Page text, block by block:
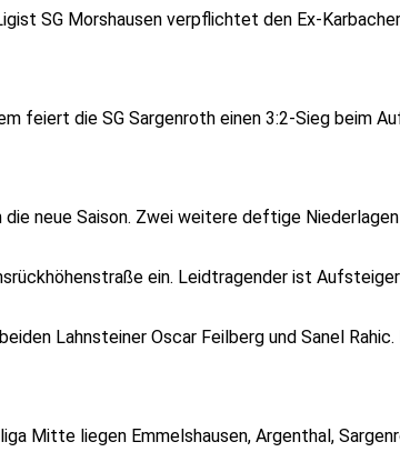
SG Morshausen verpflichtet den Ex-
feiert die SG Sargenroth einen 3:2-Sieg beim
neue Saison. Zwei weitere deftige
ein. Leidtragender ist
Lahnsteiner Oscar Feilberg und Sanel
Mitte liegen Emmelshausen, Argenthal,